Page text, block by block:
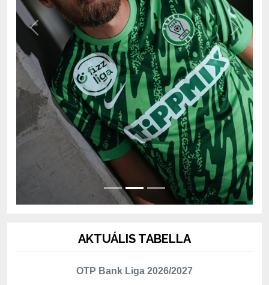
Previous Next
AKTUÁLIS TABELLA
OTP Bank Liga 2026/2027